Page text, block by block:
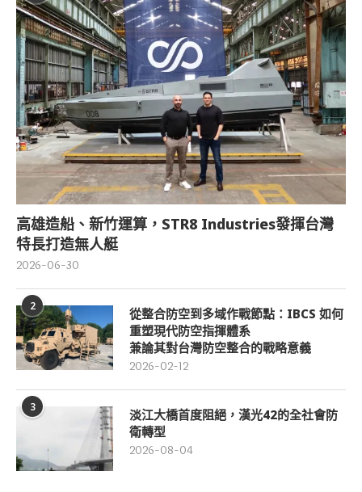
高雄造船、新竹運算，STR8 Industries發揮台灣
特長打造無人艇
2026-06-30
2
從整合防空到多域作戰節點：IBCS 如何
重塑現代防空指揮體系
兼論其對台灣防空整合的戰略意義
2026-02-12
3
淡江大橋首度阻絕，漢光42的全社會防
衛轉型
2026-08-04